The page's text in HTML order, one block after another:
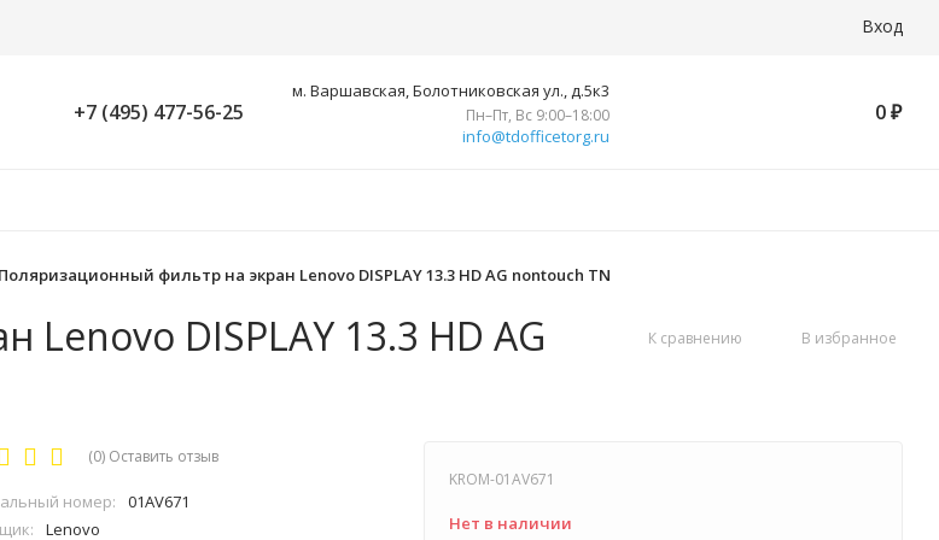
Вход
+7 (495) 477-56-25
м. Варшавская, Болотниковская ул., д.5к3
Пн–Пт, Вс 9:00–18:00
info@tdofficetorg.ru
0 ₽
Поляризационный фильтр на экран Lenovo DISPLAY 13.3 HD AG nontouch TN
DISPLAY 13.3 HD AG
К сравнению В избранное
(0) Оставить отзыв
номер:
01AV671
Lenovo
KROM-01AV671
Нет в наличии